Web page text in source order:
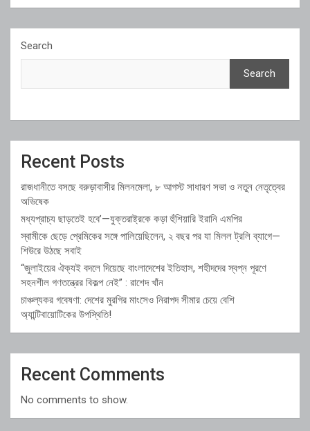
Search
Search
Recent Posts
রাজধানীতে বসছে বরুড়াবাসীর মিলনমেলা, ৮ আগস্ট সাধারণ সভা ও নতুন নেতৃত্বের
অভিষেক
মধ্যপ্রাচ্য ছাড়তেই হবে’—যুক্তরাষ্ট্রকে কড়া হুঁশিয়ারি ইরানি এমপির
স্বামীকে ছেড়ে প্রেমিকের সঙ্গে পালিয়েছিলেন, ২ বছর পর যা মিলল ট্রলি ব্যাগে—
শিউরে উঠছে সবাই
“জুলাইয়ের ঐক্যই বদলে দিয়েছে বাংলাদেশের ইতিহাস, শহীদদের স্বপ্ন পূরণে
সহনশীল গণতন্ত্রের বিকল্প নেই” : রাশেদ খাঁন
চাঞ্চল্যকর গবেষণা: দেশের মুরগির মাংসেও নিরাপদ সীমার চেয়ে বেশি
অ্যান্টিবায়োটিকের উপস্থিতি!
Recent Comments
No comments to show.